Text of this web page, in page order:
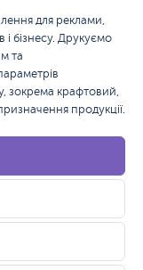
для реклами,
і бізнесу. Друкуємо
та
зокрема крафтовий,
продукції.